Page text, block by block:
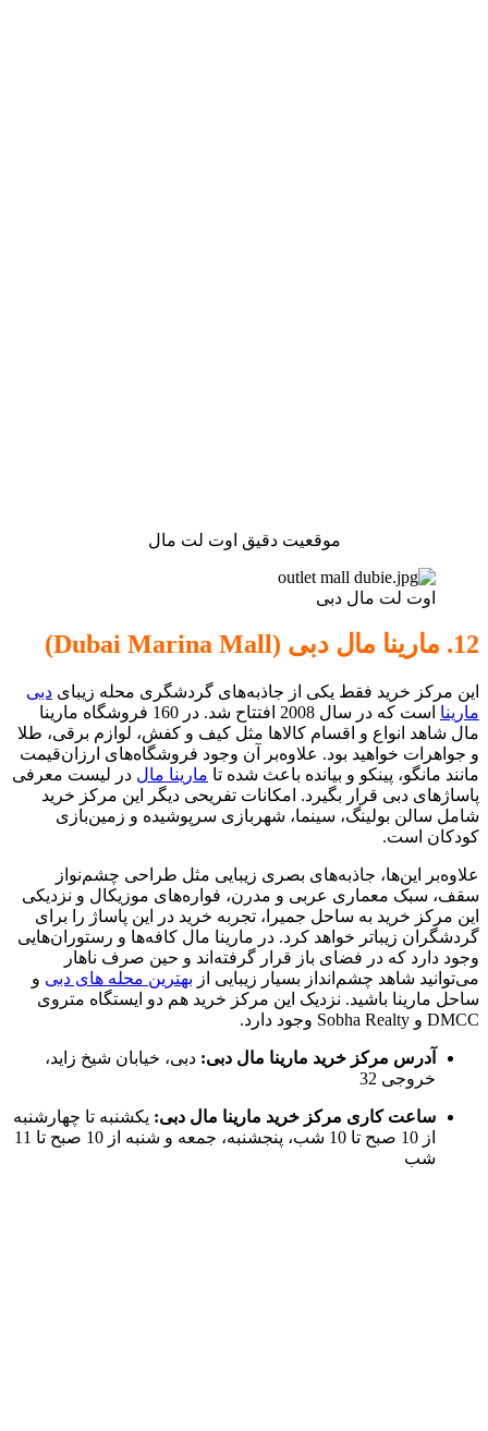
موقعیت دقیق اوت لت مال
اوت لت مال دبی
12. مارینا مال دبی (Dubai Marina Mall)
این مرکز خرید فقط یکی از جاذبه‌های گردشگری محله زیبای دبی
مارینا
است که در سال 2008 افتتاح شد. در 160 فروشگاه مارینا
مال شاهد انواع و اقسام کالاها مثل کیف و کفش، لوازم برقی، طلا
و جواهرات خواهید بود. علاوه‌بر آن وجود فروشگاه‌های ارزان‌قیمت
مانند مانگو، پینکو و بیانده باعث شده تا مارینا مال در لیست معرفی
پاساژهای دبی قرار بگیرد. امکانات تفریحی دیگر این مرکز خرید
شامل سالن بولینگ، سینما، شهربازی سرپوشیده و زمین‌بازی
کودکان است.
علاوه‌بر این‌ها، جاذبه‌های بصری زیبایی مثل طراحی چشم‌نواز
سقف، سبک معماری عربی و مدرن، فواره‌های موزیکال و نزدیکی
این مرکز خرید به ساحل جمیرا، تجربه خرید در این پاساژ را برای
گردشگران زیباتر خواهد کرد. در مارینا مال کافه‌ها و رستوران‌هایی
وجود دارد که در فضای باز قرار گرفته‌اند و حین صرف ناهار
می‌توانید شاهد چشم‌انداز بسیار زیبایی از بهترین محله های دبی و
ساحل مارینا باشید. نزدیک این مرکز خرید هم دو ایستگاه متروی
DMCC و Sobha Realty وجود دارد.
آدرس مرکز خرید مارینا مال دبی: دبی، خیابان شیخ زاید،
خروجی 32
ساعت کاری مرکز خرید مارینا مال دبی: یکشنبه تا چهارشنبه
از 10 صبح تا 10 شب، پنجشنبه، جمعه و شنبه از 10 صبح تا 11
شب